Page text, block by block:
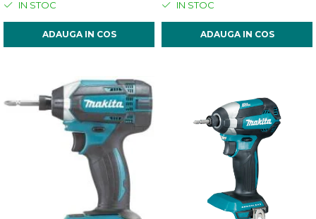
IN STOC
ADAUGA IN COS
IN STOC
ADAUGA IN COS